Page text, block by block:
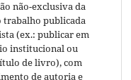
não-exclusiva da
trabalho publicada
(ex.: publicar em
institucional ou
de livro), com
de autoria e